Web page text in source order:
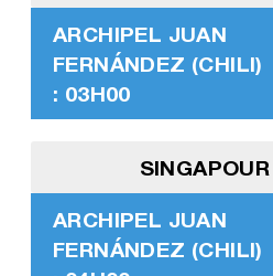
ARCHIPEL JUAN
FERNÁNDEZ (CHILI)
: 03H00
ARCHIPEL JUAN
FERNÁNDEZ (CHILI)